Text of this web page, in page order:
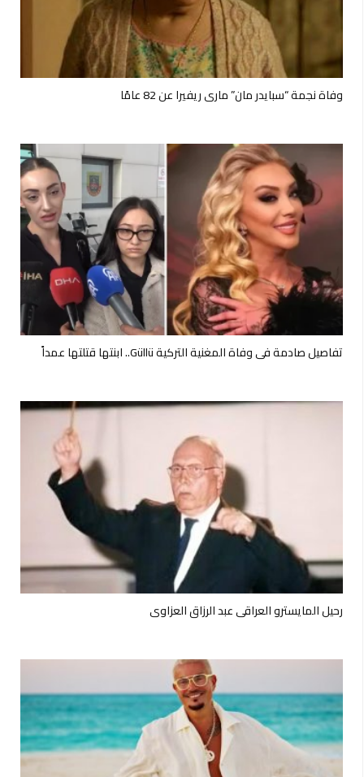
وفاة نجمة “سبايدر مان” ماري ريفيرا عن 82 عامًا
تفاصيل صادمة في وفاة المغنية التركية Güllü.. ابنتها قتلتها عمداً
رحيل المايسترو العراقي عبد الرزاق العزاوي